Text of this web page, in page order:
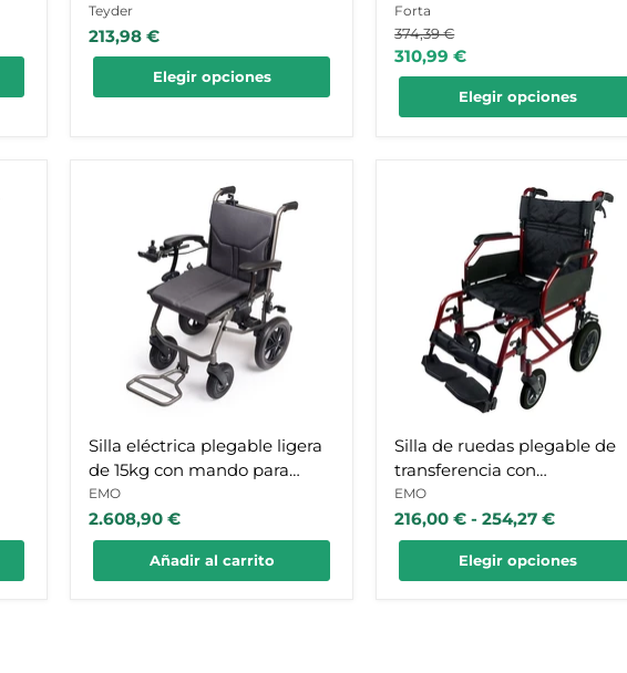
extracción rápida
Teyder
213,98 €
Elegir opciones
acompañante
Forta
Precio
original
374,39 €
Precio
actual
310,99 €
Elegir opciones
acompañante
cinturón
Silla eléctrica plegable ligera
de 15kg con mando para
acompañante y cinturón
EMO
2.608,90 €
Añadir al carrito
transferencia
apoyabrazos
ideal
para
hogar
Silla de ruedas plegable de
transferencia con
apoyabrazos ideal para hogar
EMO
216,00 € -254,27 €
Elegir opciones